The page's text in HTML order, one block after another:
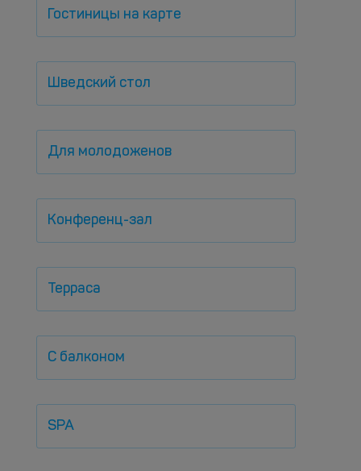
Гостиницы на карте
Шведский стол
Для молодоженов
Конференц-зал
Терраса
С балконом
SPA